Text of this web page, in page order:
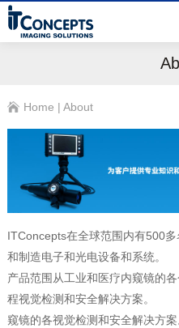
Home | About
ITConcepts在全球范围内有500
和制造电子和光电设备和系统。
产品范围从工业和医疗内窥镜的
程视觉检测和安全解决方案。
窥镜的各视觉检测和安全解决方案